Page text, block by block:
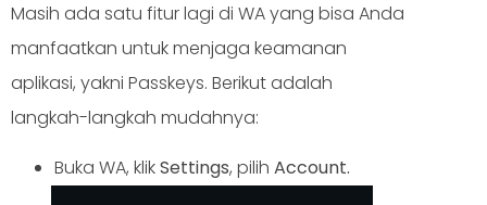
Masih ada satu fitur lagi di WA yang bisa Anda
manfaatkan untuk menjaga keamanan
aplikasi, yakni Passkeys. Berikut adalah
langkah-langkah mudahnya:
Buka WA, klikSettings, pilih Account.